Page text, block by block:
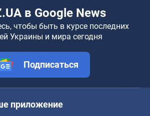
в Google News
чтобы быть в курсе последних
Украины и мира сегодня
Подписаться
приложение